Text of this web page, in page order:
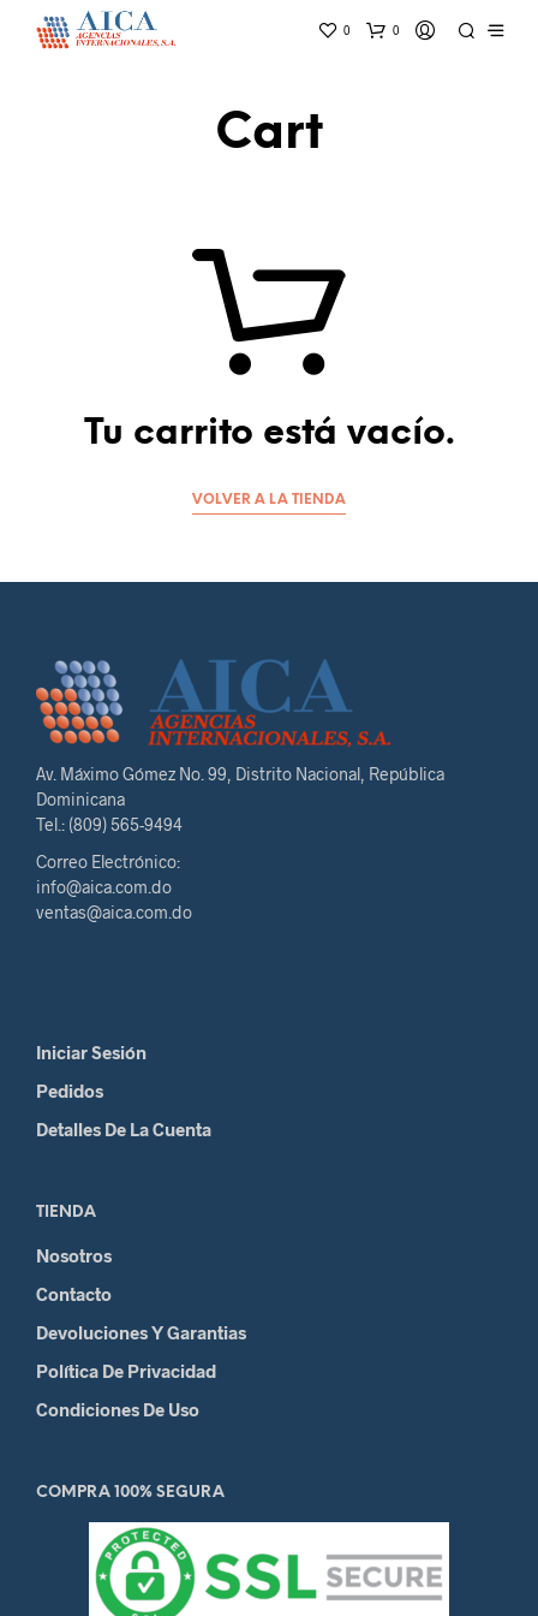
0 0
Cart
Tu carrito está vacío.
VOLVER A LA TIENDA
Av. Máximo Gómez No. 99, Distrito Nacional, República
Dominicana
Tel.: (809) 565-9494
Correo Electrónico:
info@aica.com.do
ventas@aica.com.do
Iniciar Sesión
Pedidos
Detalles De La Cuenta
TIENDA
Nosotros
Contacto
Devoluciones Y Garantias
Política De Privacidad
Condiciones De Uso
COMPRA 100% SEGURA